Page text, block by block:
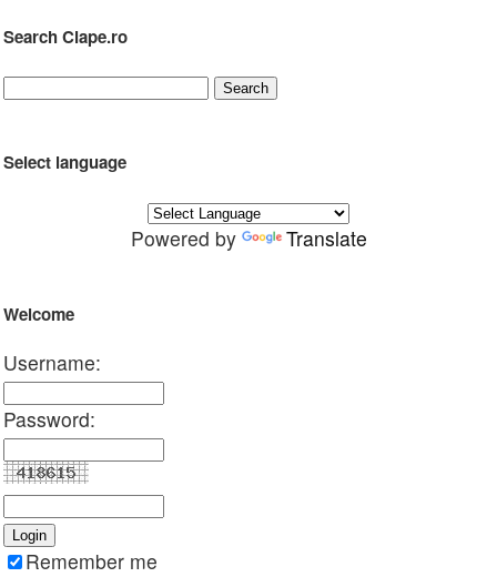
Search Clape.ro
Select language
Powered by Translate
Welcome
Username:
Password:
Remember me